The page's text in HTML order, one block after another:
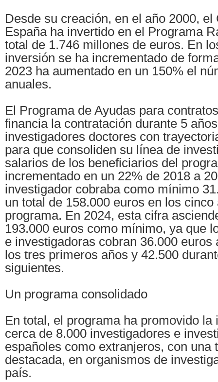
Desde su creación, en el año 2000, el
España ha invertido en el Programa
total de 1.746 millones de euros. En
inversión se ha incrementado de
2023 ha aumentado en un 150% el
anuales.
El Programa de Ayudas para
financia la contratación durante 5
investigadores doctores con
para que consoliden su línea de
salarios de los beneficiarios del
incrementado en un 22% de 2018 a
investigador cobraba como mínimo
un total de 158.000 euros en los
programa. En 2024, esta cifra
193.000 euros como mínimo, ya que
e investigadoras cobran 36.000 euros
los tres primeros años y 42.500
siguientes.
Un programa consolidado
En total, el programa ha promovido la
cerca de 8.000 investigadores e
españoles como extranjeros, con una
destacada, en organismos de
país.